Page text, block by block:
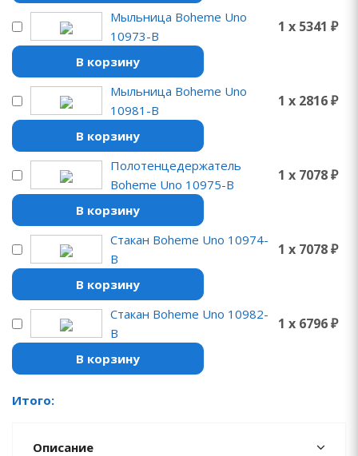
Мыльница Boheme Uno
10973-B
1 x 5341 ₽
В корзину
Мыльница Boheme Uno
10981-B
1 x 2816 ₽
В корзину
Полотенцедержатель
Boheme Uno 10975-B
1 x 7078 ₽
В корзину
Стакан Boheme Uno 10974-
B
1 x 7078 ₽
В корзину
Стакан Boheme Uno 10982-
B
1 x 6796 ₽
В корзину
Итого:
Описание